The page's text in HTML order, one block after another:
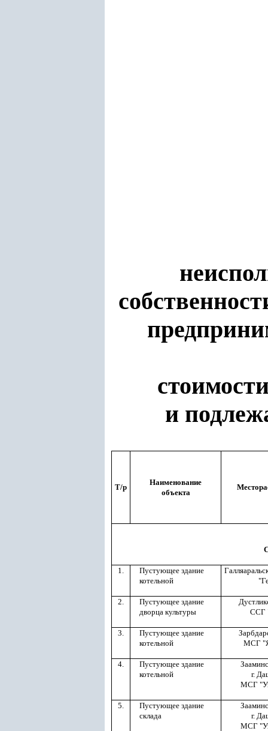
и
Т/р
Наименование
объекта
1.
Пустующее здание
котельной
2.
Пустующее здание
дворца культуры
ССГ
3.
Пустующее здание
котельной
МСГ
4.
Пустующее здание
котельной
г.
МСГ
5.
Пустующее здание
склада
г.
МСГ